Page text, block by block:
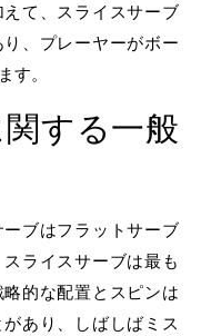
て、スライスサーブ
、プレーヤーがボー
す。
する一般
ブはフラットサーブ
ライスサーブは最も
的な配置とスピンは
あり、しばしばミス